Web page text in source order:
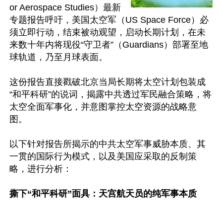
or Aerospace Studies）最新
专题报告呼吁，美国太空军（US Space Force）必
须立即行动，结束被动观望，启动长期计划，在未
来数十年内将现役“守卫者”（Guardians）部署至地
球轨道，乃至月球表面。
这份报告直接戳破北京当局长期将太空计划包装成
“和平科研”的说词，揭露中共透过军民融合策略，将
太空全面军事化，并意图掌控太空资源的战略意
图。
以下针对报告所揭示的中共太空军事威胁本质、其
一贯的国际行为模式，以及美国应采取的反制策
略，进行分析：
撕下“和平科研”面具：天宫航天员的纯军事本质